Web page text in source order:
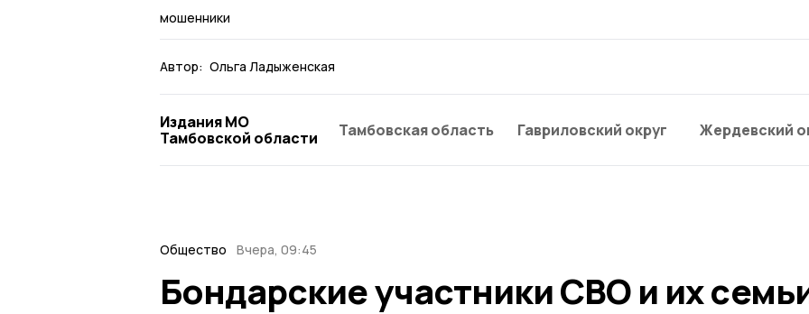
мошенники
Автор: Ольга Ладыженская
Издания МО
Тамбовской области
Тамбовская область Гавриловский округ Жердевский
Общество Вчера, 09:45
Бондарские участники СВО и их